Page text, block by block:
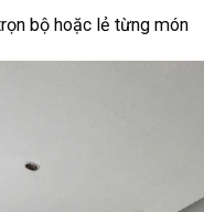
bộ hoặc lẻ từng món